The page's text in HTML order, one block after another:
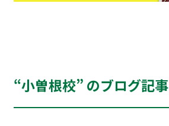
“小曽根校” のブログ記事